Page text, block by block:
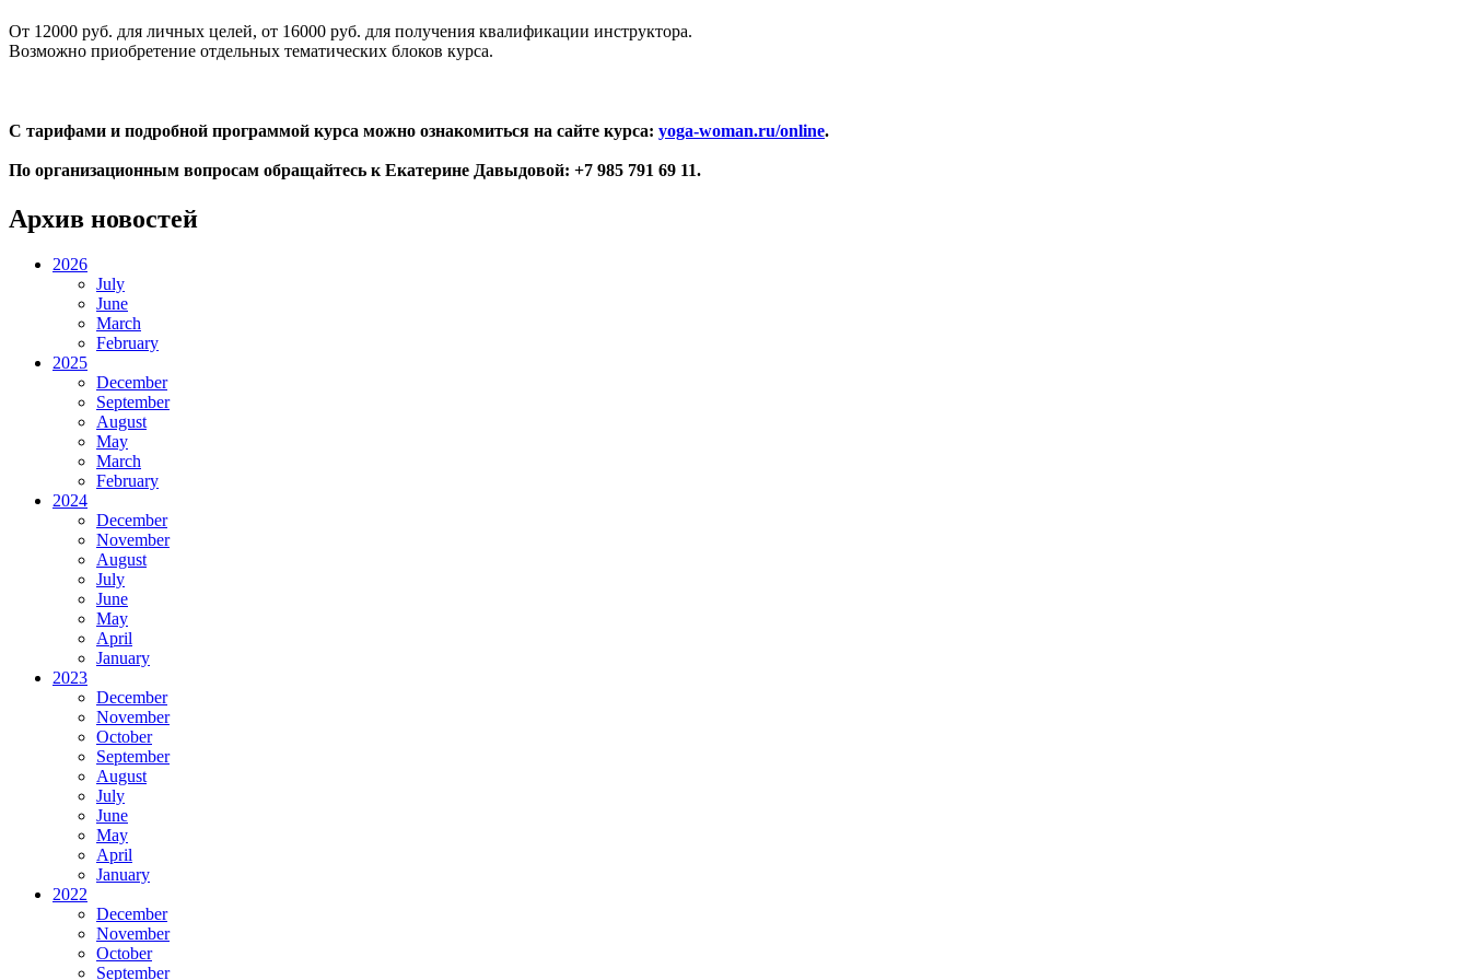
От 12000 руб. для личных целей, от 16000 руб. для получения квалификации инструктора.
Возможно приобретение отдельных тематических блоков курса.
С тарифами и подробной программой курса можно ознакомиться на сайте курса: yoga-woman.ru/online.
По организационным вопросам обращайтесь к Екатерине Давыдовой: +7 985 791 69 11.
Архив новостей
2026
July
June
March
February
2025
December
September
August
May
March
February
2024
December
November
August
July
June
May
April
January
2023
December
November
October
September
August
July
June
May
April
January
2022
December
November
October
September